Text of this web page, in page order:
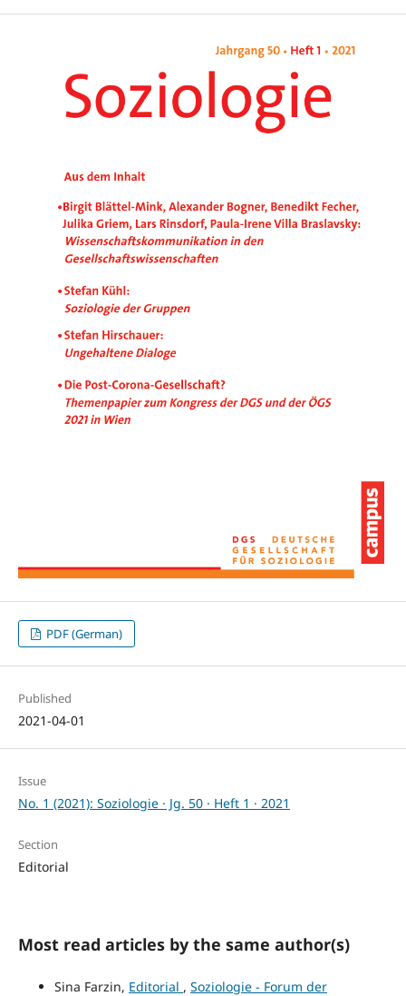
PDF (German)
Published
2021-04-01
Issue
No. 1 (2021): Soziologie · Jg. 50 · Heft 1 · 2021
Section
Editorial
Most read articles by the same author(s)
Sina Farzin, Editorial , Soziologie - Forum der